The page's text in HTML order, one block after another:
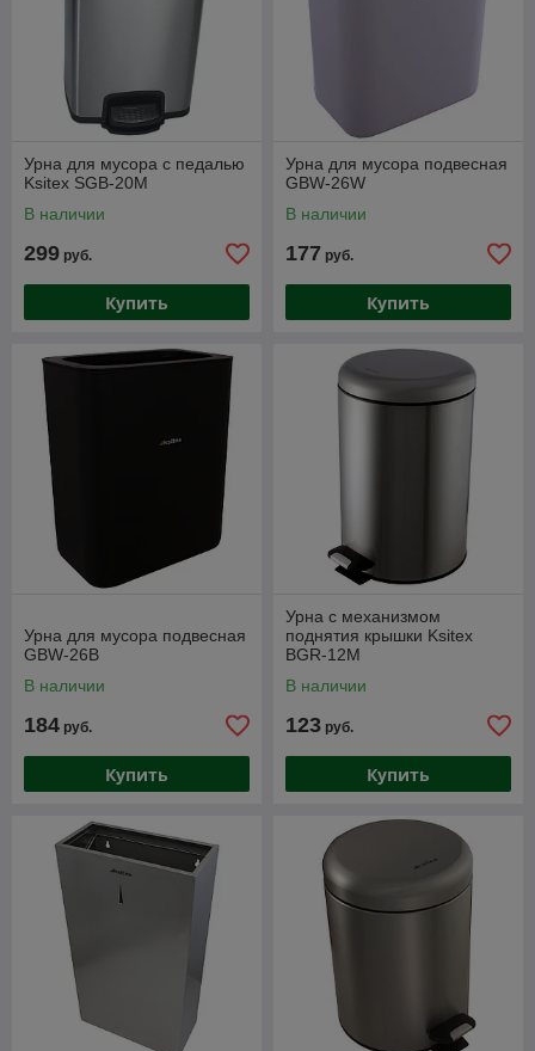
Урна для мусора с педалью
Ksitex SGB-20M
В наличии
299 руб.
Купить
Урна для мусора подвесная
GBW-26W
В наличии
177 руб.
Купить
Урна для мусора подвесная
GBW-26В
В наличии
184 руб.
Купить
Урна с механизмом
поднятия крышки Ksitex
BGR-12M
В наличии
123 руб.
Купить